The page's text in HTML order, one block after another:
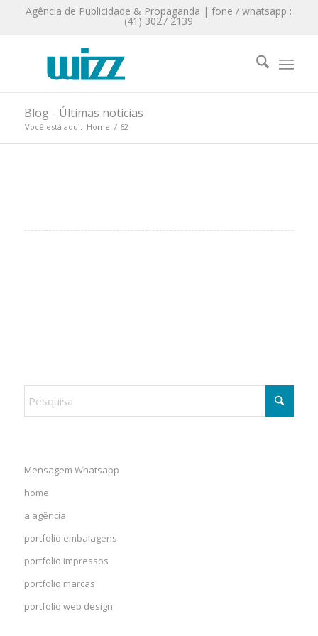
Agência de Publicidade & Propaganda | fone / whatsapp :
(41) 3027 2139
Blog - Últimas notícias
Você está aqui: Home / 62
Mensagem Whatsapp
home
a agência
portfolio embalagens
portfolio impressos
portfolio marcas
portfolio web design